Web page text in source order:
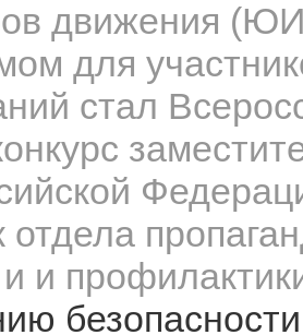
движения
для
стал
отдела
и